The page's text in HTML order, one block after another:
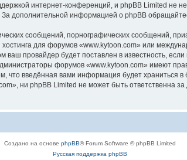
интернет-конференций, и phpBB Limited не
дополнительной информацией о phpBB
сообщений, порнографических сообщений,
для форумов «www.kytoon.com» или
провайдер будет поставлен в известность,
форумов «www.kytoon.com» имеют
что введённая вами информация будет храниться
ни phpBB Limited не может быть ответственна за
Создано на основе phpBB® Forum Software © phpBB Limited
Русская поддержка phpBB